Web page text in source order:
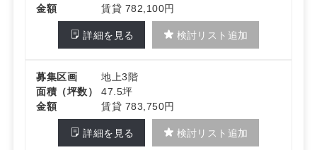
金額
賃貸 782,100円
詳細を見る 検討リスト追加
募集区画
地上3階
面積（坪数）
47.5坪
金額
賃貸 783,750円
詳細を見る 検討リスト追加